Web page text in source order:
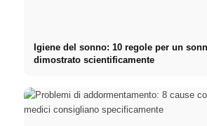
Igiene del sonno: 10 regole per un
dimostrato scientificamente